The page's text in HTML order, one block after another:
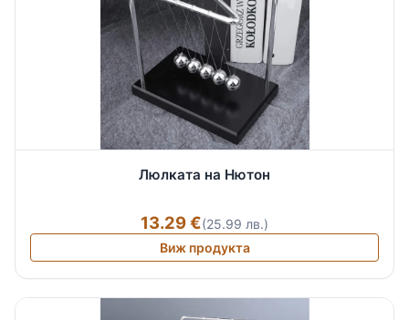
Люлката на Нютон
13.29 €(25.99 лв.)
Виж продукта